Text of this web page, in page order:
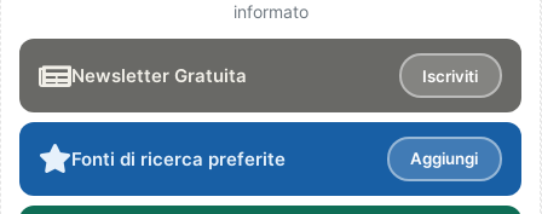
informato
Newsletter Gratuita Iscriviti
Fonti di ricerca preferite Aggiungi